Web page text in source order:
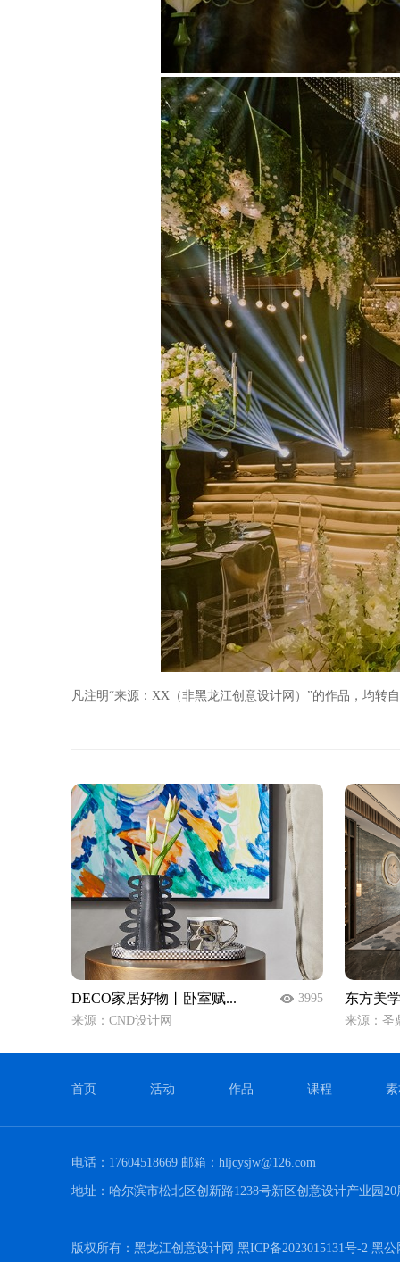
凡注明“来源：XX（非黑龙江创意设计网）”的作品，均转
3995
DECO家居好物丨卧室赋...
来源：CND设计网
东方美
来源：圣
首页 活动 作品 课程
电话：17604518669 邮箱：hljcysjw@126.com
地址：哈尔滨市松北区创新路1238号新区创意设计产业园20
版权所有：黑龙江创意设计网 黑ICP备2023015131号-2 黑公